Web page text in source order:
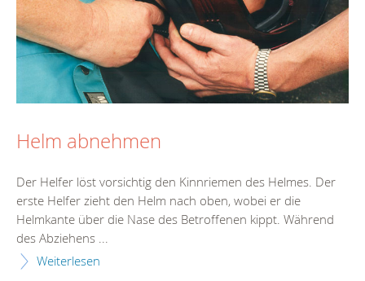
Helm abnehmen
Der Helfer löst vorsichtig den Kinnriemen des Helmes. Der
erste Helfer zieht den Helm nach oben, wobei er die
Helmkante über die Nase des Betroffenen kippt. Während
des Abziehens ...
Weiterlesen